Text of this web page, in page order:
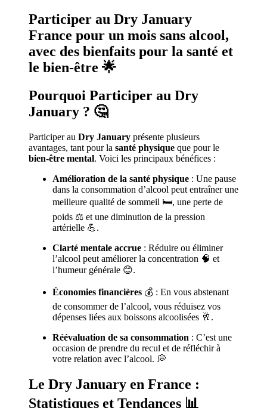
Participer au Dry January
France pour un mois sans alcool,
avec des bienfaits pour la santé et
le bien-être 🌟
Pourquoi Participer au Dry
January ? 🤔
Participer au Dry January présente plusieurs
avantages, tant pour la santé physique que pour le
bien-être mental. Voici les principaux bénéfices :
Amélioration de la santé physique : Une pause
dans la consommation d’alcool peut entraîner une
meilleure qualité de sommeil 🛏️, une perte de
poids ⚖️ et une diminution de la pression
artérielle 💪.
Clarté mentale accrue : Réduire ou éliminer
l’alcool peut améliorer la concentration 🧠 et
l’humeur générale 😊.
Économies financières 💰 : En vous abstenant
de consommer de l’alcool, vous réduisez vos
dépenses liées aux boissons alcoolisées 🥂.
Réévaluation de sa consommation : C’est une
occasion de prendre du recul et de réfléchir à
votre relation avec l’alcool. 💭
Le Dry January en France :
Statistiques et Tendances 📊